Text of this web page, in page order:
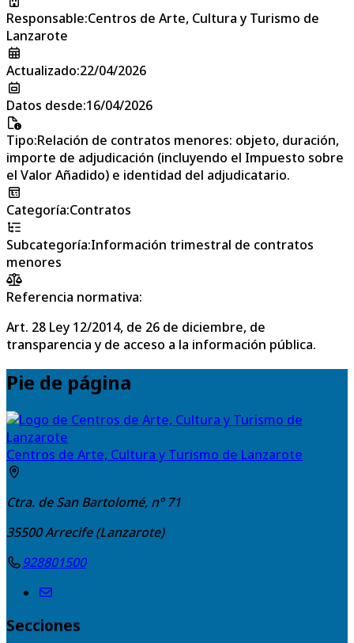
Responsable:Centros de Arte, Cultura y Turismo de
Lanzarote
Actualizado:22/04/2026
Datos desde:16/04/2026
Tipo:Relación de contratos menores: objeto, duración,
importe de adjudicación (incluyendo el Impuesto sobre
el Valor Añadido) e identidad del adjudicatario.
Categoría:Contratos
Subcategoría:Información trimestral de contratos
menores
Referencia normativa:
Art. 28 Ley 12/2014, de 26 de diciembre, de
transparencia y de acceso a la información pública.
Pie de página
Centros de Arte, Cultura y Turismo de Lanzarote
Ctra. de San Bartolomé, nº 71
35500Arrecife (Lanzarote)
928801500
Secciones